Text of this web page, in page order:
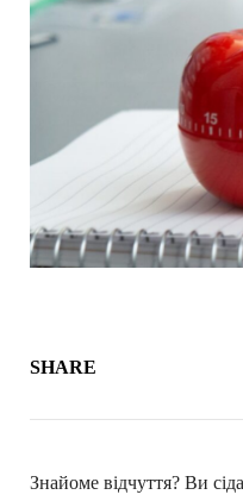
SHARE
Знайоме відчуття? Ви